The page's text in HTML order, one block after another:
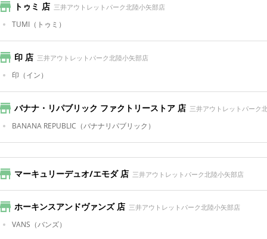
トゥミ 店 三井アウトレットパーク北陸小矢部店
TUMI （トゥミ）
印 店 三井アウトレットパーク北陸小矢部店
印 （イン）
バナナ・リパブリック ファクトリーストア 店 三井アウトレットパーク
BANANA REPUBLIC （バナナリパブリック）
マーキュリーデュオ/エモダ 店 三井アウトレットパーク北陸小矢部店
ホーキンスアンドヴァンズ 店 三井アウトレットパーク北陸小矢部店
VANS （バンズ）